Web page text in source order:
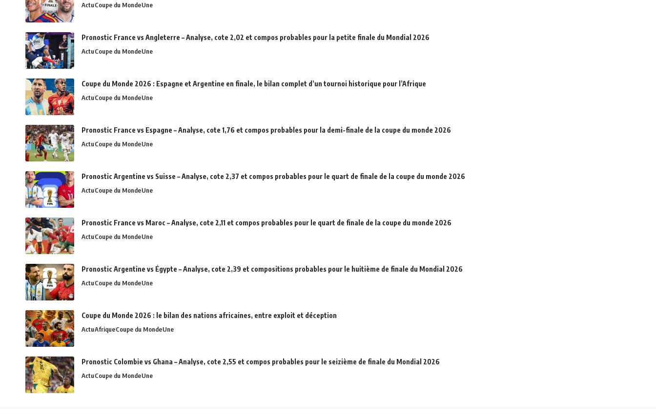
ActuCoupe du MondeUne
Pronostic France vs Angleterre – Analyse, cote 2,02 et compos probables pour la petite finale du Mondial 2026
ActuCoupe du MondeUne
Coupe du Monde 2026 : Espagne et Argentine en finale, le bilan complet d’un tournoi historique pour l’Afrique
ActuCoupe du MondeUne
Pronostic France vs Espagne – Analyse, cote 1,76 et compos probables pour la demi-finale de la coupe du monde 2026
ActuCoupe du MondeUne
Pronostic Argentine vs Suisse – Analyse, cote 2,37 et compos probables pour le quart de finale de la coupe du monde 2026
ActuCoupe du MondeUne
Pronostic France vs Maroc – Analyse, cote 2,11 et compos probables pour le quart de finale de la coupe du monde 2026
ActuCoupe du MondeUne
Pronostic Argentine vs Égypte – Analyse, cote 2,39 et compositions probables pour le huitième de finale du Mondial 2026
ActuCoupe du MondeUne
Coupe du Monde 2026 : le bilan des nations africaines, entre exploit et déception
ActuAfriqueCoupe du MondeUne
Pronostic Colombie vs Ghana – Analyse, cote 2,55 et compos probables pour le seizième de finale du Mondial 2026
ActuCoupe du MondeUne